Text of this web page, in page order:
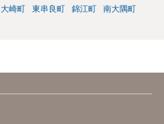
大崎町 東串良町 錦江町
南大隅町